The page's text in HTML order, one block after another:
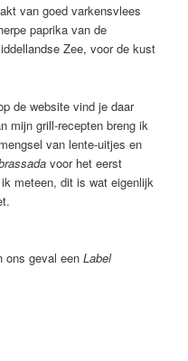
van goed varkensvlees
paprika van de
Zee, voor de kust
de website vind je daar
mijn grill-recepten breng ik
van lente-uitjes en
voor het eerst
meteen, dit is wat eigenlijk
ons geval eenLabel